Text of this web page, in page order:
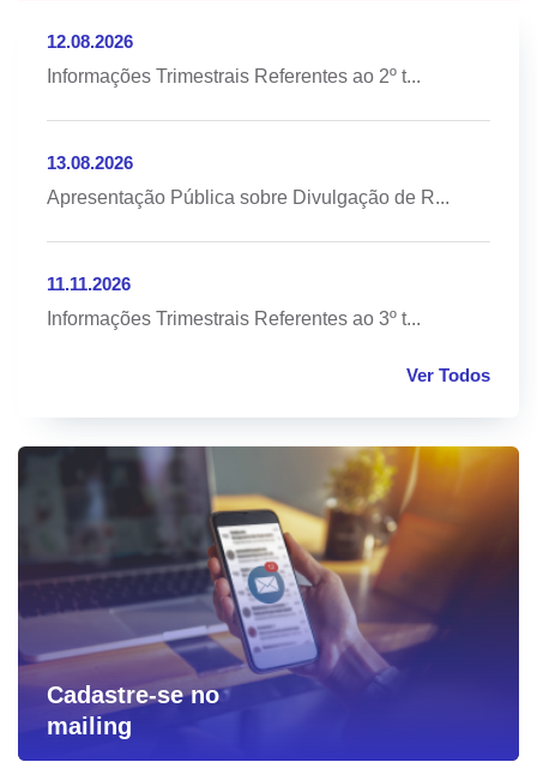
12.08.2026
Informações Trimestrais Referentes ao 2º t...
13.08.2026
Apresentação Pública sobre Divulgação de R...
11.11.2026
Informações Trimestrais Referentes ao 3º t...
Ver Todos
Cadastre-se no
mailing